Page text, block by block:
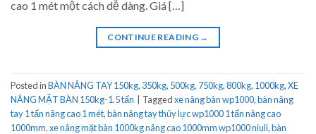
cao 1 mét một cách dễ dàng. Giá […]
CONTINUE READING →
Posted inBÀN NÂNG TAY 150kg, 350kg, 500kg, 750kg, 800kg, 1000kg,XE
NÂNG MẶT BÀN 150kg-1.5 tấn
Taggedxe nâng bàn wp1000,bàn nâng
tay 1 tấn nâng cao 1 mét,bàn nâng tay thủy lực wp1000 1 tấn nâng cao
1000mm,xe nâng mặt bàn 1000kg nâng cao 1000mm wp1000 niuli,bàn